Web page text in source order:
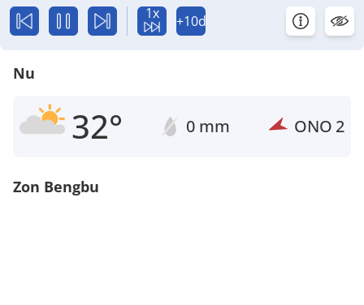
1x +10d
Nu
32° 0 mm ONO 2
Zon Bengbu